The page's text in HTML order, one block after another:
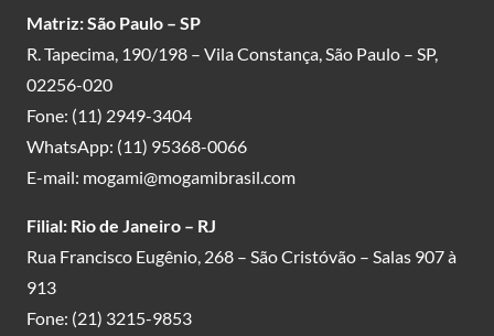
Matriz: São Paulo – SP
R. Tapecima, 190/198 – Vila Constança, São Paulo – SP,
02256-020
Fone: (11) 2949-3404
WhatsApp: (11) 95368-0066
E-mail: mogami@mogamibrasil.com
Filial: Rio de Janeiro – RJ
Rua Francisco Eugênio, 268 – São Cristóvão – Salas 907 à
913
Fone: (21) 3215-9853